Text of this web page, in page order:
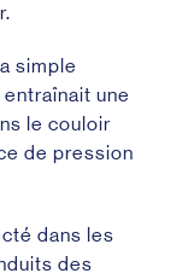
simple
une
le couloir
de pression
dans les
des